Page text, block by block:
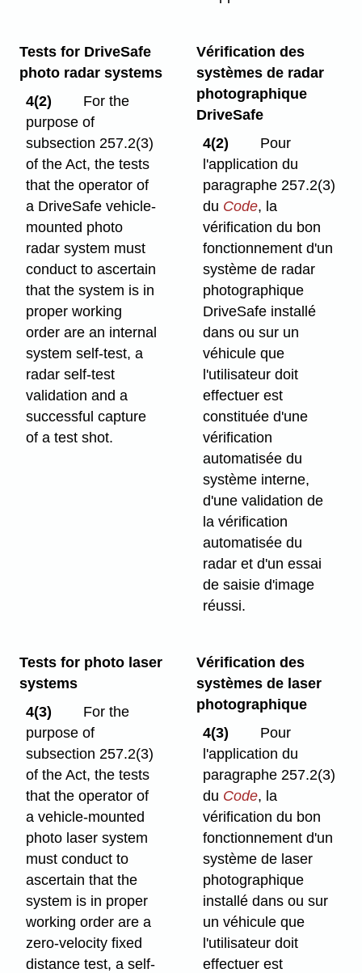
Tests for DriveSafe
photo radar systems
4(2)
For the
purpose of
subsection 257.2(3)
of the Act, the tests
that the operator of
a DriveSafe vehicle-
mounted photo
radar system must
conduct to ascertain
that the system is in
proper working
order are an internal
system self-test, a
radar self-test
validation and a
successful capture
of a test shot.
Vérification des
systèmes de radar
photographique
DriveSafe
4(2)
Pour
l'application du
paragraphe 257.2(3)
du Code, la
vérification du bon
fonctionnement d'un
système de radar
photographique
DriveSafe installé
dans ou sur un
véhicule que
l'utilisateur doit
effectuer est
constituée d'une
vérification
automatisée du
système interne,
d'une validation de
la vérification
automatisée du
radar et d'un essai
de saisie d'image
réussi.
Tests for photo laser
systems
4(3)
For the
purpose of
subsection 257.2(3)
of the Act, the tests
that the operator of
a vehicle-mounted
photo laser system
must conduct to
ascertain that the
system is in proper
working order are a
zero-velocity fixed
distance test, a self-
Vérification des
systèmes de laser
photographique
4(3)
Pour
l'application du
paragraphe 257.2(3)
du Code, la
vérification du bon
fonctionnement d'un
système de laser
photographique
installé dans ou sur
un véhicule que
l'utilisateur doit
effectuer est